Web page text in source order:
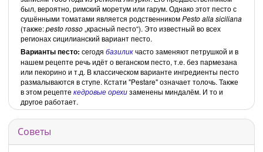
был, вероятно, римский моретум или гарум. Однако этот песто с
сушёнными томатами является родственникомPesto alla siciliana
(также:pesto rosso„красный песто“). Это известный во всех
регионах сицилианский вариант песто.
Варианты песто: сегодя базиликчасто заменяют петрушкой и в
нашем рецепте речь идёт о веганском песто, т.е. без пармезана
или пекорино и т.д. В классическом варианте ингредиенты песто
размалываются в ступе. Кстати "Pestare" означает толочь. Также
в этом рецепте кедровые орехизаменены миндалём. И то и
другое работает.
Советы